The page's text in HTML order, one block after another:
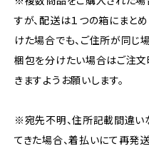
すが、配送は１つの箱にまと
けた場合でも、ご住所が同じ
梱包を分けたい場合はご注文
きますようお願いします。
※宛先不明、住所記載間違い
てきた場合、着払いにて再発